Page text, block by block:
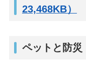
23,468KB）
ペットと防災